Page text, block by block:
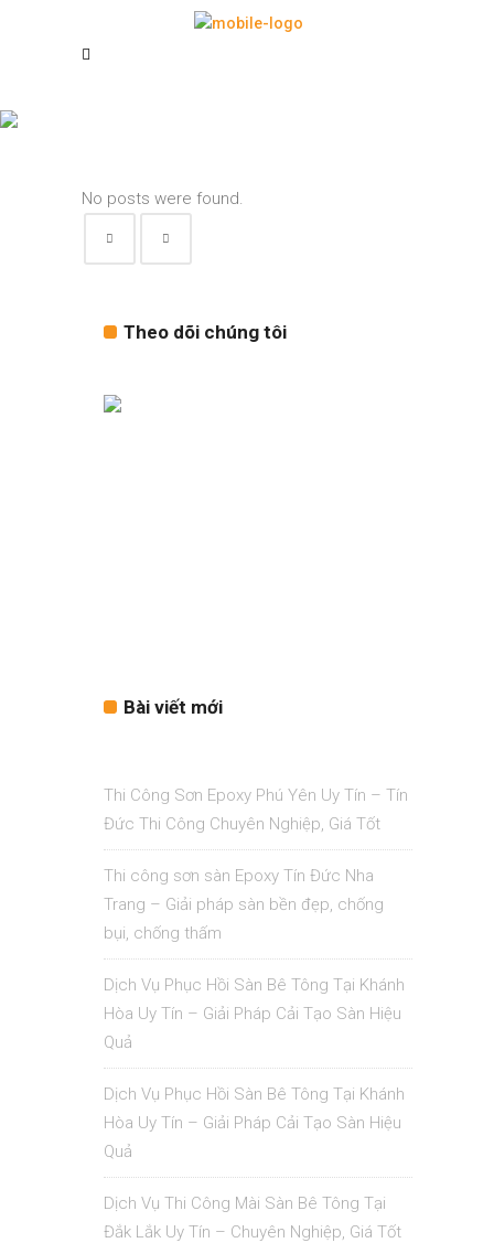
No posts were found.
Theo dõi chúng tôi
Bài viết mới
Thi Công Sơn Epoxy Phú Yên Uy Tín – Tín
Đức Thi Công Chuyên Nghiệp, Giá Tốt
Thi công sơn sàn Epoxy Tín Đức Nha
Trang – Giải pháp sàn bền đẹp, chống
bụi, chống thấm
Dịch Vụ Phục Hồi Sàn Bê Tông Tại Khánh
Hòa Uy Tín – Giải Pháp Cải Tạo Sàn Hiệu
Quả
Dịch Vụ Phục Hồi Sàn Bê Tông Tại Khánh
Hòa Uy Tín – Giải Pháp Cải Tạo Sàn Hiệu
Quả
Dịch Vụ Thi Công Mài Sàn Bê Tông Tại
Đắk Lắk Uy Tín – Chuyên Nghiệp, Giá Tốt